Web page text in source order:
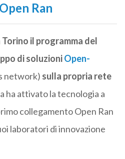
Ran
il programma del
di soluzioniOpen-
network) sulla propria rete
ha attivato la tecnologia a
collegamento Open Ran
laboratori di innovazione